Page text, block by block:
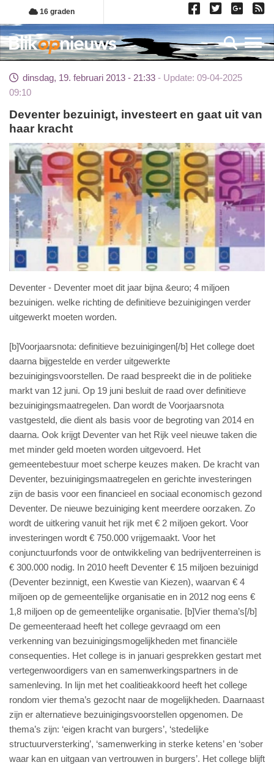
Overslaan
en
naar
de
gaan
16 graden
dinsdag, 19. februari 2013 - 21:33
Update: 09-04-2025
09:10
Deventer bezuinigt, investeert en gaat uit van
haar kracht
Deventer - Deventer moet dit jaar bijna &euro; 4 miljoen
bezuinigen. welke richting de definitieve bezuinigingen verder
uitgewerkt moeten worden.
[b]Voorjaarsnota: definitieve bezuinigingen[/b] Het college doet
daarna bijgestelde en verder uitgewerkte
bezuinigingsvoorstellen. De raad bespreekt die in de politieke
markt van 12 juni. Op 19 juni besluit de raad over definitieve
bezuinigingsmaatregelen. Dan wordt de Voorjaarsnota
vastgesteld, die dient als basis voor de begroting van 2014 en
daarna. Ook krijgt Deventer van het Rijk veel nieuwe taken die
met minder geld moeten worden uitgevoerd. Het
gemeentebestuur moet scherpe keuzes maken. De kracht van
Deventer, bezuinigingsmaatregelen en gerichte investeringen
zijn de basis voor een financieel en sociaal economisch gezond
Deventer. De nieuwe bezuiniging kent meerdere oorzaken. Zo
wordt de uitkering vanuit het rijk met € 2 miljoen gekort. Voor
investeringen wordt € 750.000 vrijgemaakt. Voor het
conjunctuurfonds voor de ontwikkeling van bedrijventerreinen is
€ 300.000 nodig. In 2010 heeft Deventer € 15 miljoen bezuinigd
(Deventer bezinnigt, een Kwestie van Kiezen), waarvan € 4
miljoen op de gemeentelijke organisatie en in 2012 nog eens €
1,8 miljoen op de gemeentelijke organisatie. [b]Vier thema’s[/b]
De gemeenteraad heeft het college gevraagd om een
verkenning van bezuinigingsmogelijkheden met financiële
consequenties. Het college is in januari gesprekken gestart met
vertegenwoordigers van en samenwerkingspartners in de
samenleving. In lijn met het coalitieakkoord heeft het college
rondom vier thema’s gezocht naar de mogelijkheden. Daarnaast
zijn er alternatieve bezuinigingsvoorstellen opgenomen. De
thema’s zijn: ‘eigen kracht van burgers’, ‘stedelijke
structuurversterking’, ‘samenwerking in sterke ketens’ en ‘sober
waar kan en uitgaan van vertrouwen in burgers’. Het college blijft